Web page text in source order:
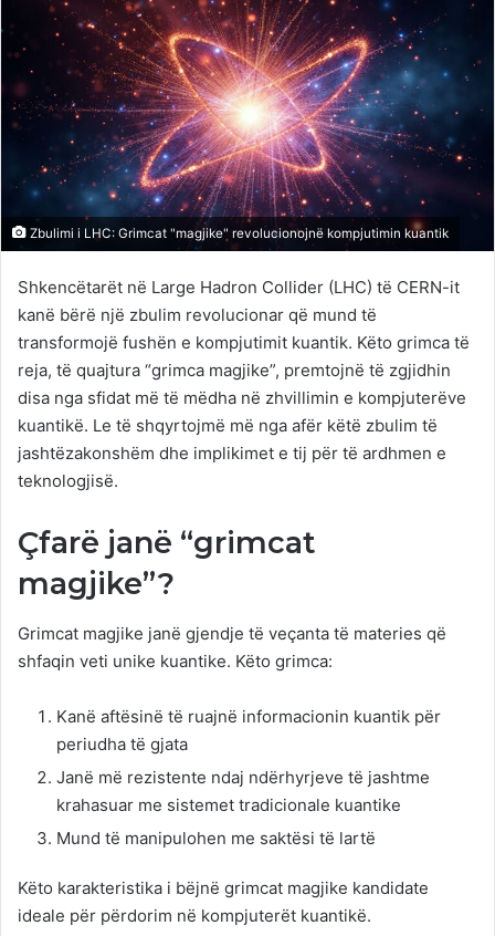
Zbulimi i LHC: Grimcat "magjike" revolucionojnë kompjutimin kuantik
Shkencëtarët në Large Hadron Collider (LHC) të CERN-it
kanë bërë një zbulim revolucionar që mund të
transformojë fushën e kompjutimit kuantik. Këto grimca të
reja, të quajtura “grimca magjike”, premtojnë të zgjidhin
disa nga sfidat më të mëdha në zhvillimin e kompjuterëve
kuantikë. Le të shqyrtojmë më nga afër këtë zbulim të
jashtëzakonshëm dhe implikimet e tij për të ardhmen e
teknologjisë.
Çfarë janë “grimcat
magjike”?
Grimcat magjike janë gjendje të veçanta të materies që
shfaqin veti unike kuantike. Këto grimca:
Kanë aftësinë të ruajnë informacionin kuantik për
periudha të gjata
Janë më rezistente ndaj ndërhyrjeve të jashtme
krahasuar me sistemet tradicionale kuantike
Mund të manipulohen me saktësi të lartë
Këto karakteristika i bëjnë grimcat magjike kandidate
ideale për përdorim në kompjuterët kuantikë.